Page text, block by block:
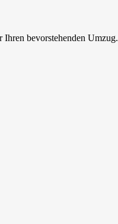
bevorstehenden Umzug.